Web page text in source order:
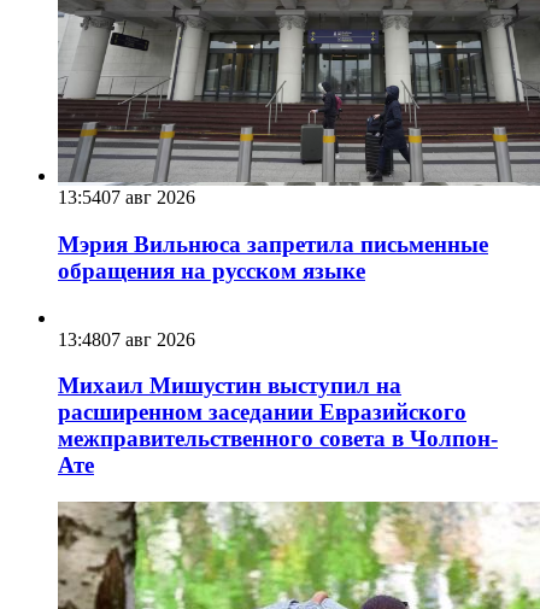
13:5407 авг 2026
Мэрия Вильнюса запретила письменные
обращения на русском языке
13:4807 авг 2026
Михаил Мишустин выступил на
расширенном заседании Евразийского
межправительственного совета в Чолпон-
Ате